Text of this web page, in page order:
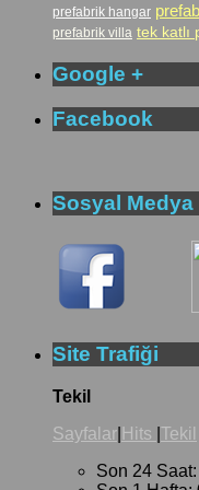
prefabrik hangar
prefabrik villa tek katlı
Google +
Facebook
Sosyal Medya
Site Trafiği
Tekil
Sayfalar Hits Tekil
Son 24 Saat: